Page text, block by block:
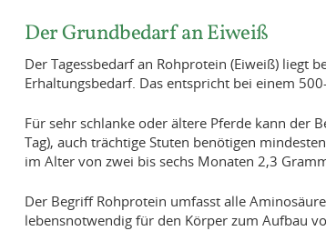
Der Grundbedarf an Eiweiß
Der Tagessbedarf an Rohprotein (Eiweiß) liegt
Erhaltungsbedarf. Das entspricht bei einem
Für sehr schlanke oder ältere Pferde kann der
Tag), auch trächtige Stuten benötigen
im Alter von zwei bis sechs Monaten 2,3
Der Begriff Rohprotein umfasst alle
lebensnotwendig für den Körper zum Aufbau